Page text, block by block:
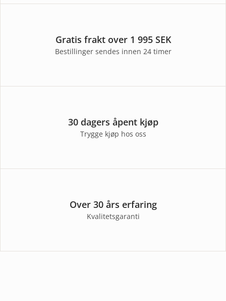
Gratis frakt over 1 995 SEK
Bestillinger sendes innen 24 timer
30 dagers åpent kjøp
Trygge kjøp hos oss
Over 30 års erfaring
Kvalitetsgaranti